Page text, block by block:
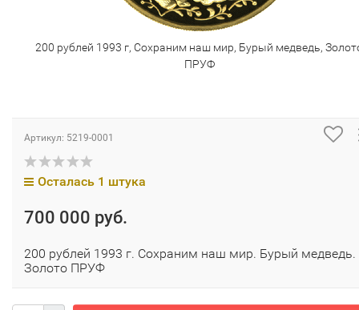
200 рублей 1993 г, Сохраним наш мир, Бурый медведь,
ПРУФ
Артикул: 5219-0001
Осталась 1 штука
700 000 руб.
200 рублей 1993 г. Сохраним наш мир. Бурый медведь.
Золото ПРУФ